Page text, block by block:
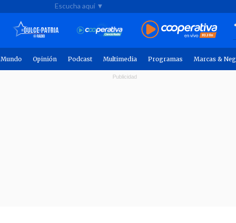
Escucha aquí ▼
Mundo Opinión Podcast Multimedia Programas Marcas &